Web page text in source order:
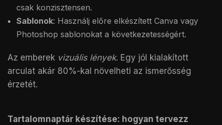
csak konzisztensen.
Sablonok: Használj előre elkészített Canva vagy
Photoshop sablonokat a következetességért.
Az emberek vizuális lények. Egy jól kialakított
arculat akár 80%-kal növelheti az ismerősség
érzetét.
Tartalomnaptár készítése: hogyan tervezz